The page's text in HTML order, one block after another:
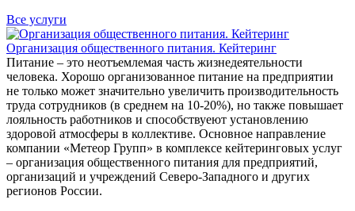
Все услуги
Организация общественного питания. Кейтеринг
Питание – это неотъемлемая часть жизнедеятельности
человека. Хорошо организованное питание на предприятии
не только может значительно увеличить производительность
труда сотрудников (в среднем на 10-20%), но также повышает
лояльность работников и способствуеют установлению
здоровой атмосферы в коллективе. Основное направление
компании «Метеор Групп» в комплексе кейтеринговых услуг
– организация общественного питания для предприятий,
организаций и учреждений Северо-Западного и других
регионов России.